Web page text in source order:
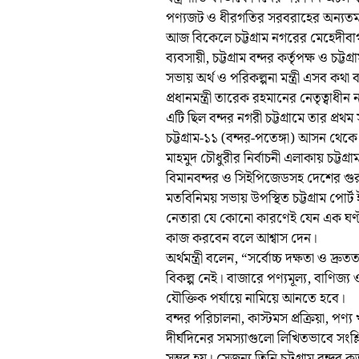
পণ্যজট ও ধীরগতির সরবরাহের অন্যতম
আজ বিকেলে চট্টগ্রাম নগরের
ব্যবসায়ী, চট্টগ্রাম বন্দর কর্তৃপক্ষ ও
সভায় অর্থ ও পরিকল্পনা মন্ত্রী এসব কথা
প্রধানমন্ত্রী তারেক রহমানের
এটি ছিল বন্দর নগরী চট্টগ্রামে তার
চট্টগ্রাম-১১ (বন্দর-পতেঙ্গা) আসন
মাহমুদ চৌধুরীর নির্বাচনী এলাকায়
বিমানবন্দর ও সিইপিজেডসহ দেশের
মতবিনিময় সভায় উপস্থিত চট্টগ্রাম
নেতারা যে কোনো কারণেই যেন এক
কাজ করবেন বলে আশ্বাস দেন।
অর্থমন্ত্রী বলেন, “সর্বোচ্চ দক্ষতা ও
বিকল্প নেই। বাজারে পণ্যমূল্য,
যৌক্তিক পর্যায়ে নামিয়ে আনতে হবে।
বন্দর পরিচালনা, কাস্টমস প্রক্রিয়া,
দীর্ঘদিনের সমস্যাগুলো লিখিতভাবে